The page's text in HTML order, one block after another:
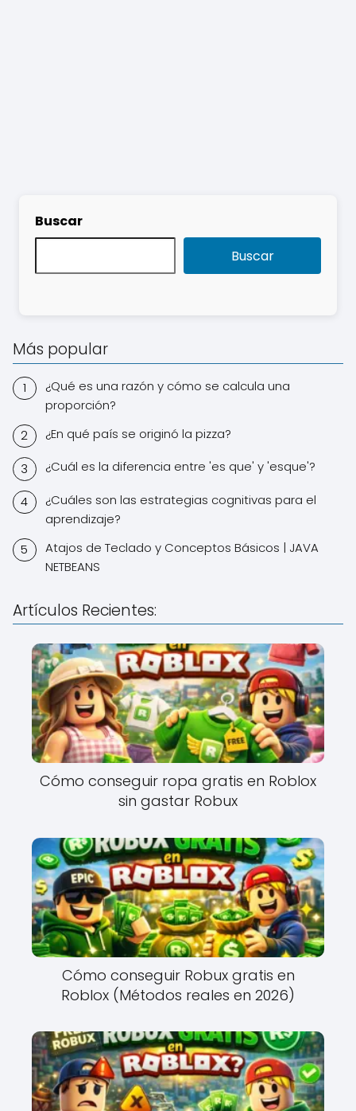
Buscar
Buscar
Más popular
¿Qué es una razón y cómo se calcula una
proporción?
¿En qué país se originó la pizza?
¿Cuál es la diferencia entre 'es que' y 'esque'?
¿Cuáles son las estrategias cognitivas para el
aprendizaje?
Atajos de Teclado y Conceptos Básicos | JAVA
NETBEANS
Artículos Recientes:
Cómo conseguir ropa gratis en Roblox
sin gastar Robux
Cómo conseguir Robux gratis en
Roblox (Métodos reales en 2026)